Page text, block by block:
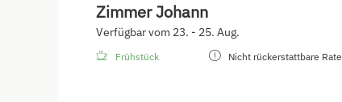
Zimmer Johann
Verfügbar vom 23. - 25. Aug.
Frühstück Nicht rückerstattbare Rate